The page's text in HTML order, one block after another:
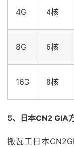
4G 4核
8G 6核
16G 8核
5、日本CN2 GIA
搬瓦工日本